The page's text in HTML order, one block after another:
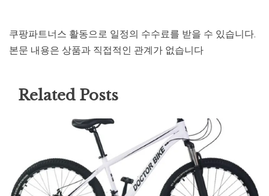
쿠팡파트너스 활동으로 일정의 수수료를 받을 수 있습니다.
본문 내용은 상품과 직접적인 관계가 없습니다
Related Posts